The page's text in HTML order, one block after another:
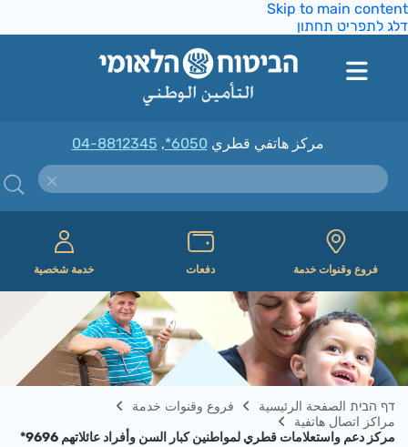
Skip to main
לתפריט תחתון
مركز هاتفي قطري*6050
,
04-8812345
فروع وقنوات خدمة دفعات خدمة شخصية
דף הבית الصفحة الرئيسية
فروع وقنوات خدمة
مراكز اتصال هاتفية
مركز دعم واستعلامات قطري لمواطنين كبار السن وأفراد عائلاتهم 9696*